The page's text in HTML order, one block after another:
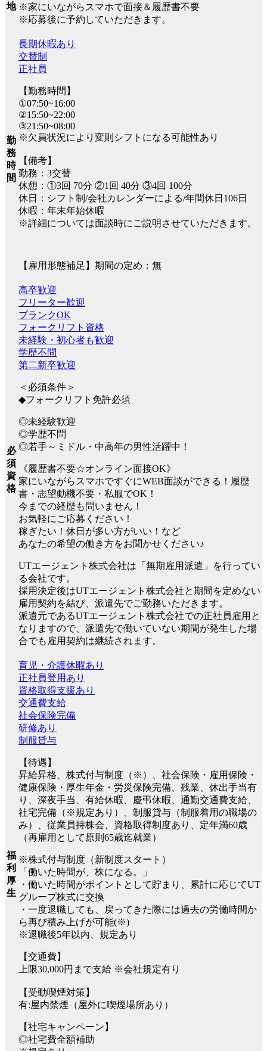
地 ※家にいながらスマホで面接＆履歴書不要
※応募後に予約していただきます。
勤
務
時
間
長期休暇あり
交替制
正社員
【勤務時間】
①07:50~16:00
②15:50~22:00
③21:50~08:00
※欠員状況により変則シフトになる可能性あり
【備考】
勤務：3交替
休憩：①3回 70分 ②1回 40分 ③4回 100分
休日：シフト制/会社カレンダーによる/年間休日106日
休暇：年末年始休暇
※詳細については面談時にご説明させていただきます。
【雇用形態補足】期間の定め：無
必
須
資
格
高卒歓迎
フリーター歓迎
ブランクOK
フォークリフト資格
未経験・初心者も歓迎
学歴不問
第二新卒歓迎
＜必須条件＞
◆フォークリフト免許必須
◎未経験歓迎
◎学歴不問
◎若手～ミドル・中高年の男性活躍中！
《履歴書不要☆オンライン面接OK》
家にいながらスマホですぐにWEB面談ができる！履歴
書・志望動機不要・私服でOK！
今までの経歴も問いません！
お気軽にご応募ください！
稼ぎたい！休日が多い方がいい！など
あなたの希望の働き方をお聞かせください♪
UTエージェント株式会社は「無期雇用派遣」を行ってい
る会社です。
採用決定後はUTエージェント株式会社と期間を定めない
雇用契約を結び、派遣先でご勤務いただきます。
派遣元であるUTエージェント株式会社での正社員雇用と
なりますので、派遣先で働いていない期間が発生した場
合でも雇用契約は継続されます。
福
利
厚
生
育児・介護休暇あり
正社員登用あり
資格取得支援あり
交通費支給
社会保険完備
研修あり
制服貸与
【待遇】
昇給昇格、株式付与制度（※）、社会保険・雇用保険・
健康保険・厚生年金・労災保険完備、残業、休出手当有
り、深夜手当、有給休暇、慶弔休暇、通勤交通費支給、
社宅完備（※規定あり）、制服貸与（制服着用の職場の
み）、従業員持株会、資格取得制度あり、定年満60歳
（再雇用として原則65歳迄就業）
※株式付与制度（新制度スタート）
「働いた時間が、株になる。」
・働いた時間がポイントとして貯まり、累計に応じてUT
グループ株式に交換
・一度退職しても、戻ってきた際には過去の労働時間か
ら再び積み上げが可能(※)
※退職後5年以内、規定あり
【交通費】
上限30,000円まで支給 ※会社規定有り
【受動喫煙対策】
有:屋内禁煙（屋外に喫煙場所あり）
【社宅キャンペーン】
◎社宅費全額補助